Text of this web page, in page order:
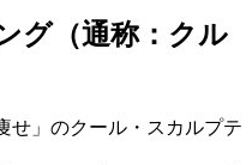
グ（通称：クル
せ」のクール・スカルプテ